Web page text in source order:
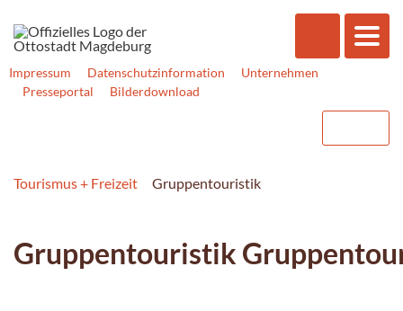
Impressum Datenschutzinformation
Unternehmen
Presseportal
Bilderdownload
Tourismus + Freizeit Gruppentouristik
Gruppentouristik